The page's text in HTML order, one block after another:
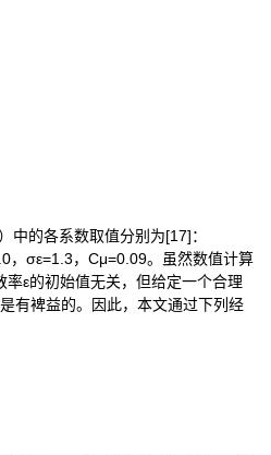
的各系数取值分别为[17]：
，σε=1.3，Cμ=0.09。虽然数值计算
ε的初始值无关，但给定一个合理
有裨益的。因此，本文通过下列经